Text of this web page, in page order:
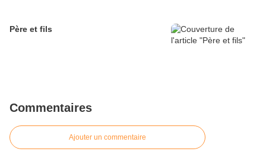
Père et fils
Commentaires
Ajouter un commentaire